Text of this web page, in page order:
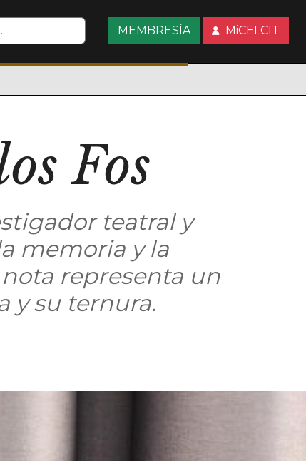
MEMBRESÍA MiCELCIT
Fos
teatral y
memoria y la
representa un
y su ternura.